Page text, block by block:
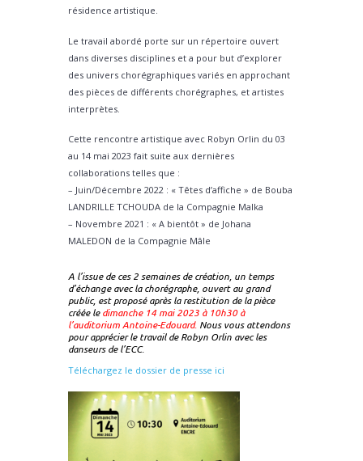
résidence artistique.
Le travail abordé porte sur un répertoire ouvert
dans diverses disciplines et a pour but d’explorer
des univers chorégraphiques variés en approchant
des pièces de différents chorégraphes, et artistes
interprètes.
Cette rencontre artistique avec Robyn Orlin du 03
au 14 mai 2023 fait suite aux dernières
collaborations telles que :
– Juin/Décembre 2022 : « Têtes d’affiche » de Bouba
LANDRILLE TCHOUDA de la Compagnie Malka
– Novembre 2021 : « A bientôt » de Johana
MALEDON de la Compagnie Mâle
A l’issue de ces 2 semaines de création, un temps
d’échange avec la chorégraphe, ouvert au grand
public, est proposé après la restitution de la pièce
créée le dimanche 14 mai 2023 à 10h30 à
l’auditorium Antoine-Edouard. Nous vous attendons
pour apprécier le travail de Robyn Orlin avec les
danseurs de l’ECC.
Téléchargez le dossier de presse ici